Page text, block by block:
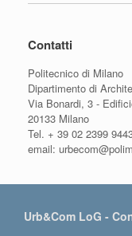
Contatti
Politecnico di Milano
Dipartimento di
Via Bonardi, 3 -
20133 Milano
Tel. + 39 02 2399
email:
Urb&Com LoG -